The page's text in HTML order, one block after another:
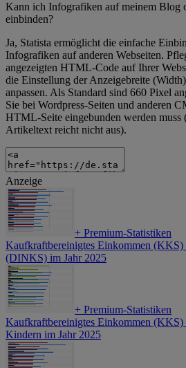
Kann ich Infografiken auf meinem Blog
einbinden?
Ja, Statista ermöglicht die einfache
Infografiken auf anderen Webseiten.
angezeigten HTML-Code auf Ihrer
die Einstellung der Anzeigebreite
anpassen. Als Standard sind 660 Pixel
Sie bei Wordpress-Seiten und anderen
HTML-Seite eingebunden werden muss
Artikeltext reicht nicht aus).
Anzeige
+ Premium-Statistiken
Kaufkraftbereinigtes Einkommen (KKS)
(DINKS) im Jahr 2025
+ Premium-Statistiken
Kaufkraftbereinigtes Einkommen (KKS)
Kindern im Jahr 2025